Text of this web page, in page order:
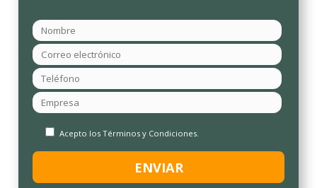
Acepto los Términos y Condiciones.